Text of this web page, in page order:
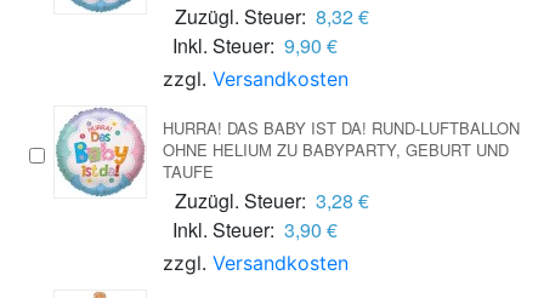
Zuzügl. Steuer: 8,32 €
Inkl. Steuer: 9,90 €
zzgl. Versandkosten
HURRA! DAS BABY IST DA! RUND-LUFTBALLON
OHNE HELIUM ZU BABYPARTY, GEBURT UND
TAUFE
Zuzügl. Steuer: 3,28 €
Inkl. Steuer: 3,90 €
zzgl. Versandkosten